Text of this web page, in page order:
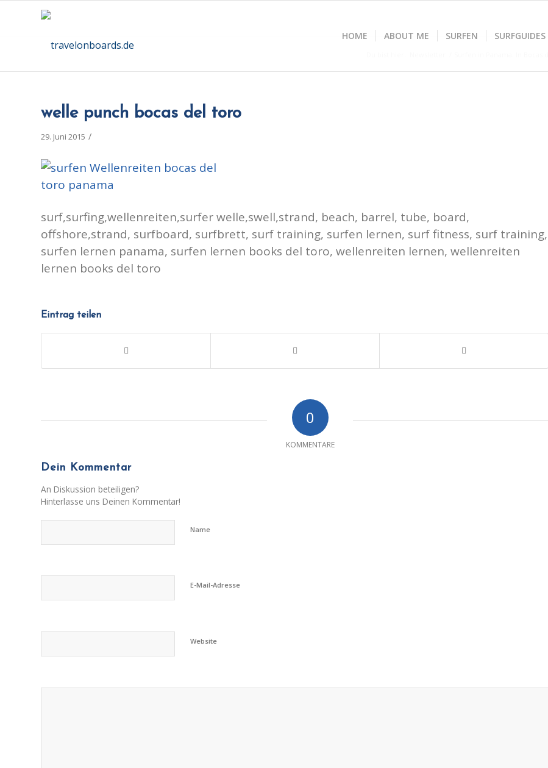
HOME ABOUT ME SURFEN SURFGUIDES
welle punch bocas del toro
29. Juni 2015 /
surf,surfing,wellenreiten,surfer welle,swell,strand, beach, barrel, tube, board,
offshore,strand, surfboard, surfbrett, surf training, surfen lernen, surf fitness, surf training,
surfen lernen panama, surfen lernen books del toro, wellenreiten lernen, wellenreiten
lernen books del toro
Eintrag teilen
0
KOMMENTARE
Dein Kommentar
An Diskussion beteiligen?
Hinterlasse uns Deinen Kommentar!
Name
E-Mail-Adresse
Website